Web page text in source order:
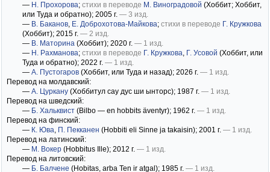
— Н. Прохорова; стихи в переводе М. Виноградовой (Хоббит; Хоббит,
или Туда и обратно); 2005 г. — 3 изд.
— В. Баканов, Е. Доброхотова-Майкова; стихи в переводе Г. Кружкова
(Хоббит); 2015 г. — 2 изд.
— В. Маторина (Хоббит); 2020 г. — 1 изд.
— Н. Рахманова; стихи в переводе Г. Кружкова, Г. Усовой (Хоббит, или
Туда и обратно); 2022 г. — 1 изд.
— А. Пустогаров (Хоббит, или Туда и назад); 2026 г. — 1 изд.
Перевод на молдавский:
— А. Цуркану (Хоббитул сау дус ши ынторс); 1987 г. — 1 изд.
Перевод на шведский:
— Б. Хальквист (Bilbo — en hobbits äventyr); 1962 г. — 1 изд.
Перевод на финский:
— К. Юва, П. Пекканен (Hobbiti eli Sinne ja takaisin); 2001 г. — 1 изд.
Перевод на латинский:
— М. Вокер (Hobbitus Ille); 2012 г. — 1 изд.
Перевод на литовский:
— Б. Балчене (Hobitas, arba Ten ir atgal); 1985 г. — 1 изд.